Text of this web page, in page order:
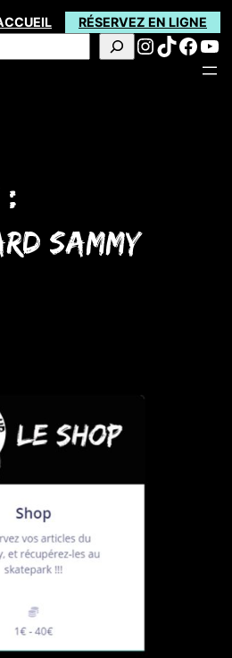
RÉSERVEZ EN LIGNE
TikTok
sammy